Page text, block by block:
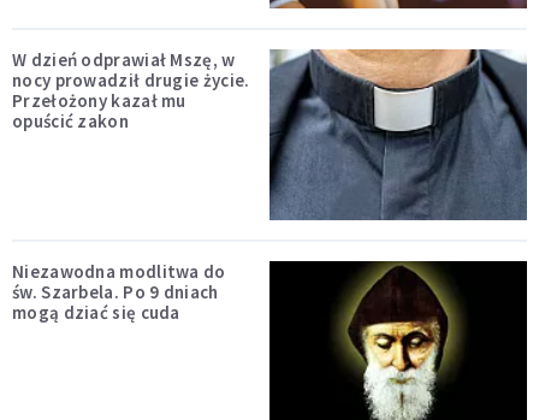
W dzień odprawiał Mszę, w
nocy prowadził drugie życie.
Przełożony kazał mu
opuścić zakon
Niezawodna modlitwa do
św. Szarbela. Po 9 dniach
mogą dziać się cuda